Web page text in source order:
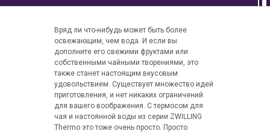
Вряд ли что-нибудь может быть более
освежающим, чем вода. И если вы
дополните его свежими фруктами или
собственными чайными творениями, это
также станет настоящим вкусовым
удовольствием. Существует множество идей
приготовления, и нет никаких ограничений
для вашего воображения. С термосом для
чая и настоянной воды из серии ZWILLING
Thermo это тоже очень просто. Просто